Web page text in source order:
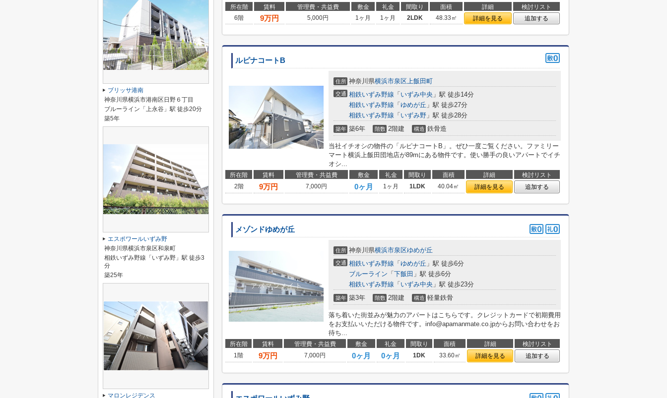
所在階 賃料 管理費・共益費 敷金 礼金 間取り 面積 詳細
検討リスト
6階
9万円 5,000円 1ヶ月 1ヶ月 2LDK 48.33㎡ 詳細を見る 追加する
ルピナコートB
住所 神奈川県横浜市泉区上飯田町
交通 相鉄いずみ野線 「 いずみ中央 」駅 徒歩14分
相鉄いずみ野線 「 ゆめが丘 」駅 徒歩27分
相鉄いずみ野線 「 いずみ野 」駅 徒歩28分
築年 築6年 階数 2階建 構造 鉄骨造
当社イチオシの物件の「ルピナコートB」。ぜひ一度ご覧ください。ファミリー
マート横浜上飯田団地店が89mにある物件です。使い勝手の良いアパートでイチ
オシ...
所在階 賃料 管理費・共益費 敷金 礼金 間取り 面積 詳細
検討リスト
2階
9万円 7,000円 0ヶ月 1ヶ月 1LDK 40.04㎡ 詳細を見る 追加する
メゾンドゆめが丘
住所 神奈川県横浜市泉区ゆめが丘
交通 相鉄いずみ野線 「 ゆめが丘 」駅 徒歩6分
ブルーライン 「 下飯田 」駅 徒歩6分
相鉄いずみ野線 「 いずみ中央 」駅 徒歩23分
築年 築3年 階数 2階建 構造 軽量鉄骨
落ち着いた街並みが魅力のアパートはこちらです。クレジットカードで初期費用
をお支払いいただける物件です。info@apamanmate.co.jpからお問い合わせをお
待ち...
所在階 賃料 管理費・共益費 敷金 礼金 間取り 面積 詳細
検討リスト
1階
9万円 7,000円 0ヶ月 0ヶ月 1DK 33.60㎡ 詳細を見る 追加する
ブリッサ港南
神奈川県横浜市港南区日野６丁目
ブルーライン「上永谷」駅 徒歩20分
築5年
エスポワールいずみ野
神奈川県横浜市泉区和泉町
相鉄いずみ野線「いずみ野」駅 徒歩3
分
築25年
マロンレジデンス